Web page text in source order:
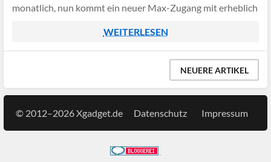
monatlich, nun kommt ein neuer Max-Zugang mit erheblich
WEITERLESEN
NEUERE ARTIKEL
© 2012–2026 Xgadget.de Datenschutz Impressum